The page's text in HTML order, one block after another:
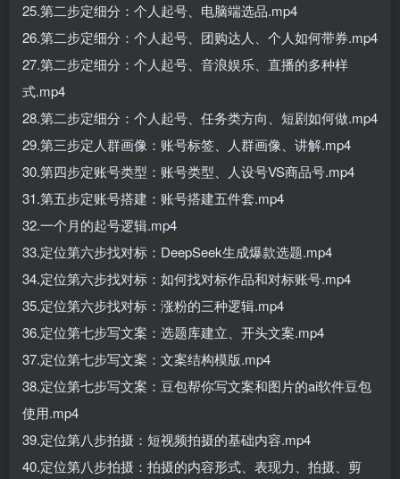
25.第二步定细分：个人起号、电脑端选品.mp4
26.第二步定细分：个人起号、团购达人、个人如何带券.mp4
27.第二步定细分：个人起号、音浪娱乐、直播的多种样
式.mp4
28.第二步定细分：个人起号、任务类方向、短剧如何做.mp4
29.第三步定人群画像：账号标签、人群画像、讲解.mp4
30.第四步定账号类型：账号类型、人设号VS商品号.mp4
31.第五步定账号搭建：账号搭建五件套.mp4
32.一个月的起号逻辑.mp4
33.定位第六步找对标：DeepSeek生成爆款选题.mp4
34.定位第六步找对标：如何找对标作品和对标账号.mp4
35.定位第六步找对标：涨粉的三种逻辑.mp4
36.定位第七步写文案：选题库建立、开头文案.mp4
37.定位第七步写文案：文案结构模版.mp4
38.定位第七步写文案：豆包帮你写文案和图片的ai软件豆包
使用.mp4
39.定位第八步拍摄：短视频拍摄的基础内容.mp4
40.定位第八步拍摄：拍摄的内容形式、表现力、拍摄、剪